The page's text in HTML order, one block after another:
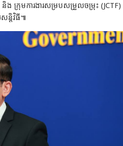
ង ក្រុមការងារសម្របសម្រួលចម្រុះ (JCTF)
ន្តិវិធី៕